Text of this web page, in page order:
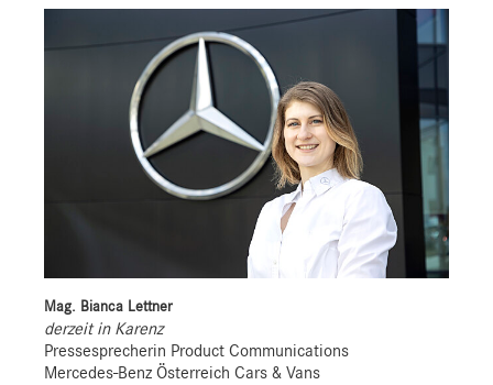
Mag. Bianca Lettner
derzeit in Karenz
Pressesprecherin Product Communications
Mercedes-Benz Österreich Cars & Vans